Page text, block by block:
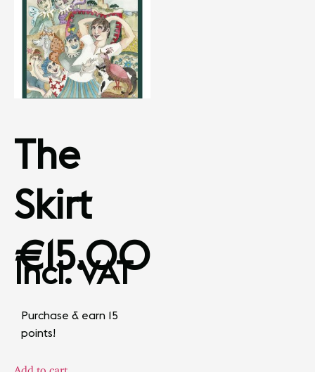
The
Skirt
€15.00
Incl. VAT
Purchase & earn 15
points!
Add to cart